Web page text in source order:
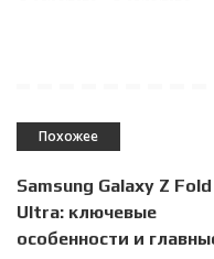
Похожее
Samsung Galaxy Z
Ultra: ключевые
особенности и